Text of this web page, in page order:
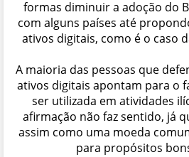
formas diminuir a adoção do
com alguns países até
ativos digitais, como é o caso
A maioria das pessoas que
ativos digitais apontam para o
ser utilizada em atividades
afirmação não faz sentido, já
assim como uma moeda
para propósitos